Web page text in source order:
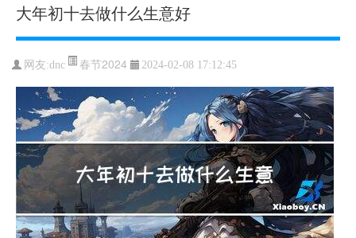
大年初十去做什么生意好
网友:dnc 春节2024 2024-02-08 17:12:45